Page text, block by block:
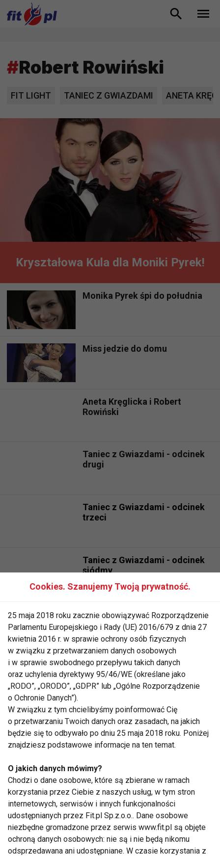
#Robert Rowiński
FIT LIGHT TANIEC Z GWIAZDAMI ANETA
Kryształowa Kula dla Moniki Pyrek!
Monika Pyrek śpi do południa
Miss jedzie do domu
Aneta Kręglicka i Robert
Rowiński
Taniec z Gwiazdami - odcinek
drugi
Taniec z Gwiazdami - odcinek
trzeci
Taniec z Gwiazdami - odcinek
siódmy
Taniec z Gwiazdami - odcinek
czwarty
Taniec z Gwiazdami - odcinek
czwarty
Taniec z Gwiazdami - odcinek
szósty
Taniec z Gwiazdami - odcinek
czwarty
Taniec z Gwiazdami - odcinek
pierwszy
Cookies. Szanujemy Twoją prywatność.
25 maja 2018 roku zacznie obowiązywać Rozporządzenie
Parlamentu Europejskiego i Rady (UE) 2016/679 z dnia 27
kwietnia 2016 r. w sprawie ochrony osób fizycznych
w związku z przetwarzaniem danych osobowych
i w sprawie swobodnego przepływu takich danych
oraz uchylenia dyrektywy 95/46/WE (określane jako
„RODO”, „ORODO”, „GDPR” lub „Ogólne Rozporządzenie
o Ochronie Danych”).
W związku z tym chcielibyśmy poinformować Cię
o przetwarzaniu Twoich danych oraz zasadach, na jakich
będzie się to odbywało po dniu 25 maja 2018 roku. Poniżej
znajdziesz podstawowe informacje na ten temat.
O jakich danych mówimy?
Chodzi o dane osobowe, które są zbierane w ramach
korzystania przez Ciebie z naszych usług, w tym stron
internetowych, serwisów i innych funkcjonalności
udostępnianych przez Fit.pl Sp.z.o.o.. Dane osobowe
niezbędne gromadzone przez serwis www.fit.pl są objęte
ochroną danych osobowych: nie są i nie będą nikomu
odsprzedawana ani udostępniane. W czasie korzystania z